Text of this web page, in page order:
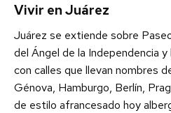
Vivir en Juárez
Juárez se extiende sobre
del Ángel de la Independencia
con calles que llevan nombres
Génova, Hamburgo, Berlín,
de estilo afrancesado hoy